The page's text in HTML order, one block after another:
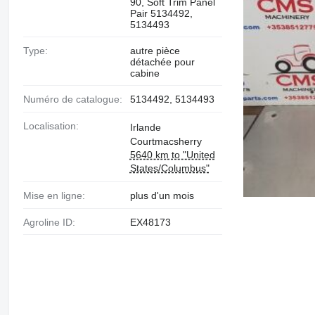
Pair 5134492,
5134493
Type:
autre pièce
détachée pour
cabine
Numéro de catalogue: 5134492, 5134493
Localisation:
Irlande
Courtmacsherry
5640 km to "United
States/Columbus"
Mise en ligne: plus d'un mois
Agroline ID: EX48173